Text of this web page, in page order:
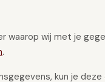
waarop wij met je
.
kun je